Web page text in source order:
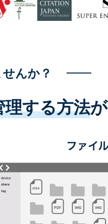
んか？
する方法